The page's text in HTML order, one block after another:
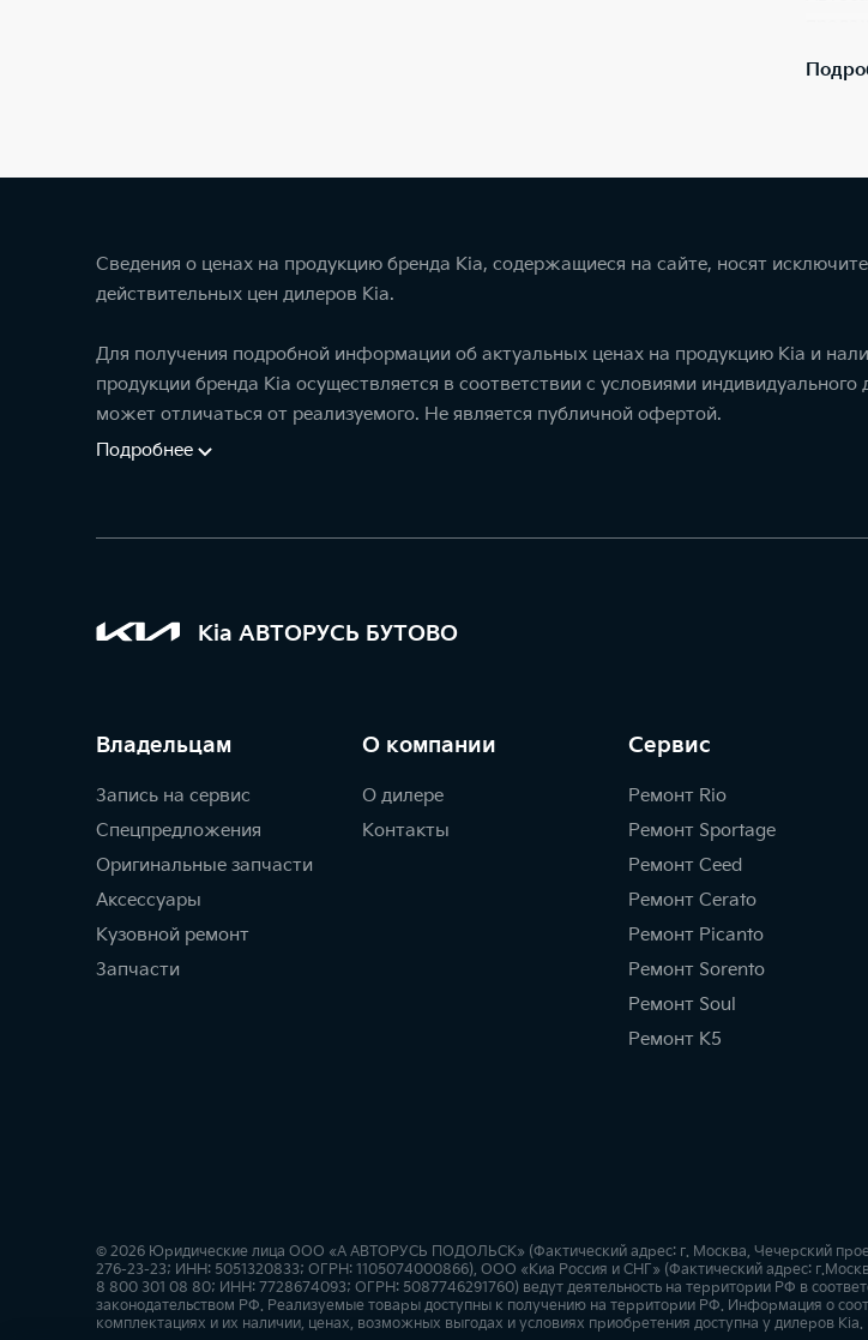
Сведения о ценах на продукцию бренда Kia, содержащиеся на сайте, носят
действительных цен дилеров Kia.
Для получения подробной информации об актуальных ценах на продукцию Kia и
продукции бренда Kia осуществляется в соответствии с условиями
может отличаться от реализуемого. Не является публичной офертой.
Подробнее
Kia АВТОРУСЬ БУТОВО
Владельцам
Запись на сервис
Спецпредложения
Оригинальные запчасти
Аксессуары
Кузовной ремонт
Запчасти
О компании
О дилере
Контакты
Сервис
Ремонт Rio
Ремонт Sportage
Ремонт Ceed
Ремонт Cerato
Ремонт Picanto
Ремонт Sorento
Ремонт Soul
Ремонт K5
© 2026 Юридические лица ООО «А АВТОРУСЬ ПОДОЛЬСК» (Фактический адрес: г. Москва, Чечерский
276-23-23; ИНН: 5051320833; ОГРН: 1105074000866), ООО «Киа Россия и СНГ» (Фактический адрес:
8 800 301 08 80; ИНН: 7728674093; ОГРН: 5087746291760) ведут деятельность на территории РФ в
законодательством РФ. Реализуемые товары доступны к получению на территории РФ. Информация о
комплектациях и их наличии, ценах, возможных выгодах и условиях приобретения доступна у дилеров Kia.